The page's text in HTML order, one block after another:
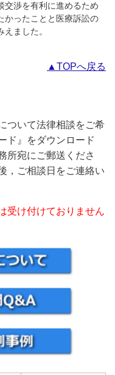
交渉を有利に進めるため
かったことと医療訴訟の
ました。
▲TOPへ戻る
ついて法律相談をご希
ド』をダウンロード
所宛にご郵送くださ
，ご相談日をご連絡い
受け付けておりません